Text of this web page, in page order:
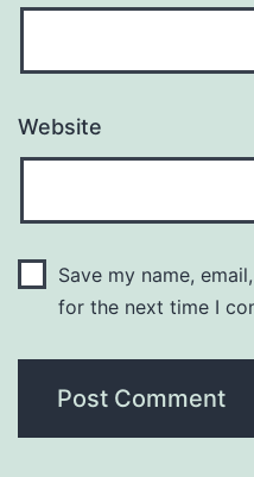
Website
Save my name,
for the next time I